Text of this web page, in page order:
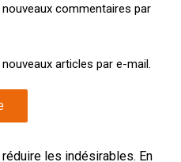
commentaires par
articles par e-mail.
les indésirables. En